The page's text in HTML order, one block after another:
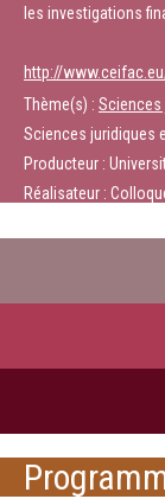
les investigations
http://
Thème(s) : Sciences
Sciences juridiques
Producteur :
Réalisateur :